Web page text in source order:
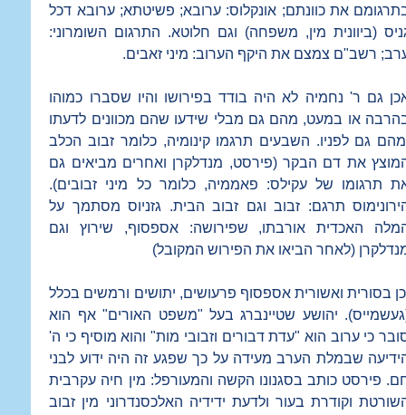
את כוונתם; אונקלוס: ערובא; פשיטתא; ערובא דכל
(ביוונית מין, משפחה) וגם חלוטא. התרגום השומרוני:
רשב"ם צמצם את היקף הערוב: מיני זאבים.
גם ר' נחמיה לא היה בודד בפירושו והיו שסברו כמוהו
או במעט, מהם גם מבלי שידעו שהם מכוונים לדעתו
גם לפניו. השבעים תרגמו קינומיה, כלומר זבוב הכלב
את דם הבקר (פירסט, מנדלקרן ואחרים מביאים גם
תרגומו של עקילס: פאממיה, כלומר כל מיני זבובים).
תרגם: זבוב וגם זבוב הבית. גזניוס מסתמך על
האכדית אורבתו, שפירושה: אספסוף, שירוץ וגם
(לאחר הביאו את הפירוש המקובל)
בסורית ואשורית אספסוף פרעושים, יתושים ורמשים בכלל
יהושע שטיינברג בעל "משפט האורים" אף הוא
כי ערוב הוא "עדת דבורים וזבובי מות" והוא מוסיף כי ה'
שבמלת הערב מעידה על כך שפגע זה היה ידוע לבני
פירסט כותב בסגנונו הקשה והמעורפל: מין חיה עקרבית
וקודרת בעור ולדעת ידידיה האלכסנדרוני מין זבוב